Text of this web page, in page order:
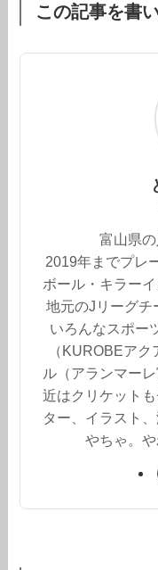
この記事を書
富山県の
2019年までプレ
ボール・キラー
地元のJリーグチ
いろんなスポー
（KUROBEア
ル（アランマー
近はクリケット
ター、イラスト
やちゃ。